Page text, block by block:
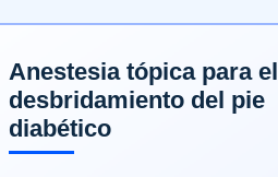
Anestesia tópica para el
desbridamiento del pie
diabético